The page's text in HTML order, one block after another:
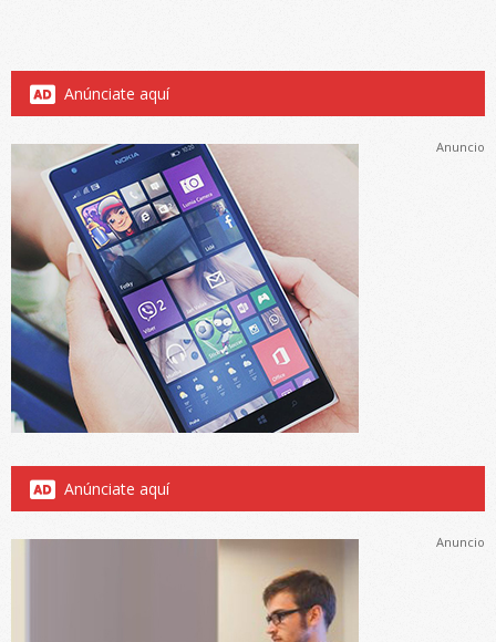
Anúnciate aquí
Anuncio
Anúnciate aquí
Anuncio